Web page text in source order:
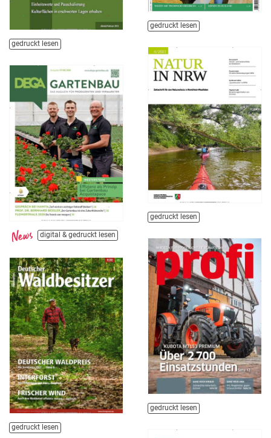
gedruckt lesen
gedruckt lesen
gedruckt lesen
digital & gedruckt lesen
gedruckt lesen
gedruckt lesen